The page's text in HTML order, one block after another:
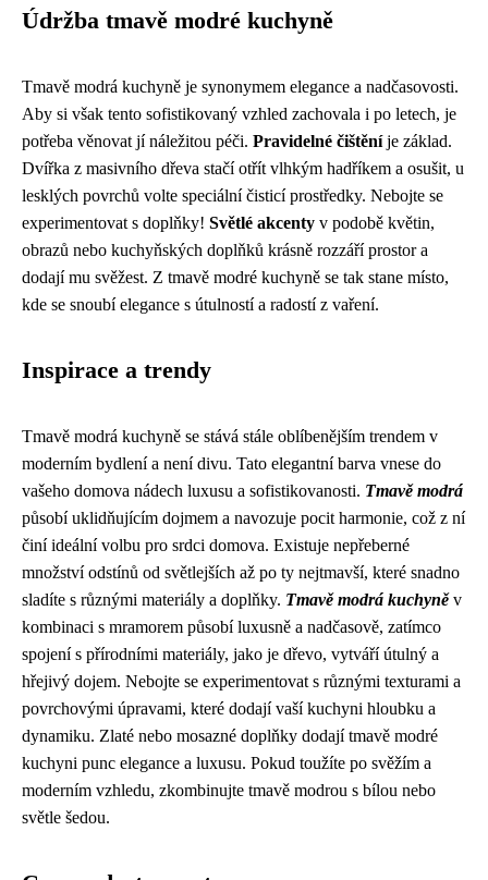
Údržba tmavě modré kuchyně
Tmavě modrá kuchyně je synonymem elegance a nadčasovosti.
Aby si však tento sofistikovaný vzhled zachovala i po letech, je
potřeba věnovat jí náležitou péči. Pravidelné čištěníje základ.
Dvířka z masivního dřeva stačí otřít vlhkým hadříkem a osušit, u
lesklých povrchů volte speciální čisticí prostředky. Nebojte se
experimentovat s doplňky! Světlé akcenty v podobě květin,
obrazů nebo kuchyňských doplňků krásně rozzáří prostor a
dodají mu svěžest. Z tmavě modré kuchyně se tak stane místo,
kde se snoubí elegance s útulností a radostí z vaření.
Inspirace a trendy
Tmavě modrá kuchyně se stává stále oblíbenějším trendem v
moderním bydlení a není divu. Tato elegantní barva vnese do
vašeho domova nádech luxusu a sofistikovanosti. Tmavě modrá
působí uklidňujícím dojmem a navozuje pocit harmonie, což z ní
činí ideální volbu pro srdci domova. Existuje nepřeberné
množství odstínů od světlejších až po ty nejtmavší, které snadno
sladíte s různými materiály a doplňky. Tmavě modrá kuchyněv
kombinaci s mramorem působí luxusně a nadčasově, zatímco
spojení s přírodními materiály, jako je dřevo, vytváří útulný a
hřejivý dojem. Nebojte se experimentovat s různými texturami a
povrchovými úpravami, které dodají vaší kuchyni hloubku a
dynamiku. Zlaté nebo mosazné doplňky dodají tmavě modré
kuchyni punc elegance a luxusu. Pokud toužíte po svěžím a
moderním vzhledu, zkombinujte tmavě modrou s bílou nebo
světle šedou.